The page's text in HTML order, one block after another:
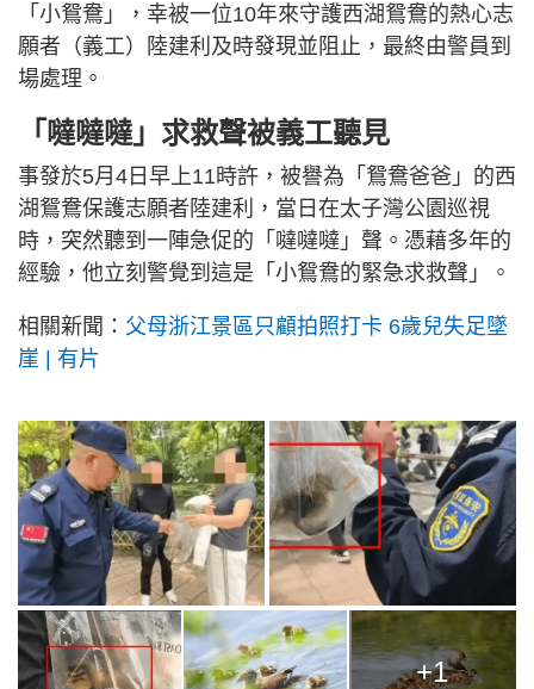
「小鴛鴦」，幸被一位10年來守護西湖鴛鴦的熱心志
願者（義工）陸建利及時發現並阻止，最終由警員到
場處理。
「噠噠噠」求救聲被義工聽見
事發於5月4日早上11時許，被譽為「鴛鴦爸爸」的西
湖鴛鴦保護志願者陸建利，當日在太子灣公園巡視
時，突然聽到一陣急促的「噠噠噠」聲。憑藉多年的
經驗，他立刻警覺到這是「小鴛鴦的緊急求救聲」。
相關新聞： 父母浙江景區只顧拍照打卡 6歲兒失足墜
崖 | 有片
+1